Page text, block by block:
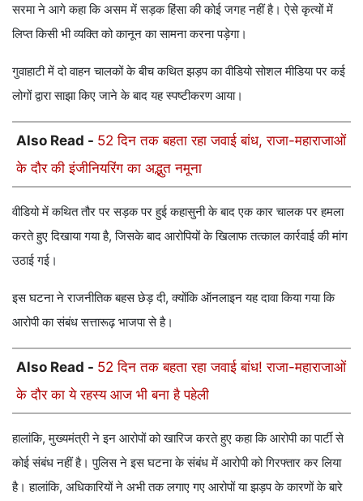
सरमा ने आगे कहा कि असम में सड़क हिंसा की कोई जगह नहीं है। ऐसे कृत्यों में
लिप्त किसी भी व्यक्ति को कानून का सामना करना पड़ेगा।
गुवाहाटी में दो वाहन चालकों के बीच कथित झड़प का वीडियो सोशल मीडिया पर कई
लोगों द्वारा साझा किए जाने के बाद यह स्पष्टीकरण आया।
Also Read - 52 दिन तक बहता रहा जवाई बांध, राजा-महाराजाओं
के दौर की इंजीनियरिंग का अद्भुत नमूना
वीडियो में कथित तौर पर सड़क पर हुई कहासुनी के बाद एक कार चालक पर हमला
करते हुए दिखाया गया है, जिसके बाद आरोपियों के खिलाफ तत्काल कार्रवाई की मांग
उठाई गई।
इस घटना ने राजनीतिक बहस छेड़ दी, क्योंकि ऑनलाइन यह दावा किया गया कि
आरोपी का संबंध सत्तारूढ़ भाजपा से है।
Also Read - 52 दिन तक बहता रहा जवाई बांध! राजा-महाराजाओं
के दौर का ये रहस्य आज भी बना है पहेली
हालांकि, मुख्यमंत्री ने इन आरोपों को खारिज करते हुए कहा कि आरोपी का पार्टी से
कोई संबंध नहीं है। पुलिस ने इस घटना के संबंध में आरोपी को गिरफ्तार कर लिया
है। हालांकि, अधिकारियों ने अभी तक लगाए गए आरोपों या झड़प के कारणों के बारे